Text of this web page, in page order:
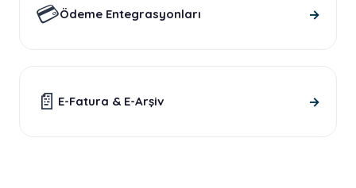
💳Ödeme Entegrasyonları →
📄 E-Fatura & E-Arşiv →